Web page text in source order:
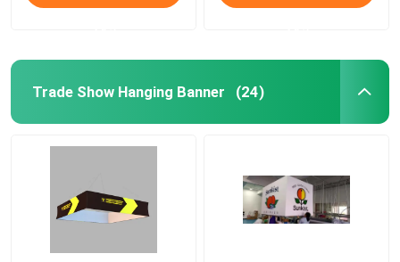
Trade Show Hanging Banner (24)